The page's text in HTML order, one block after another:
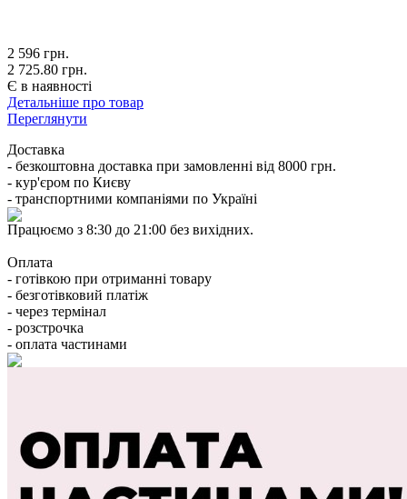
2 596 грн.
2 725.80 грн.
Є в наявності
Детальніше про товар
Переглянути
Доставка
- безкоштовна доставка при замовленні від 8000 грн.
- кур'єром по Києву
- транспортними компаніями по Україні
Працюємо з 8:30 до 21:00 без вихідних.
Оплата
- готівкою при отриманні товару
- безготівковий платіж
- через термінал
- розстрочка
- оплата частинами